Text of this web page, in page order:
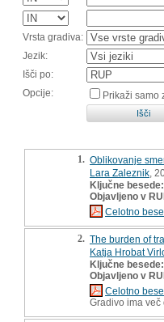
Vrsta gradiva:
Jezik:
Išči po:
Opcije:
Prikaži samo
1. Oblikovanje
Lara Zaleznik ,
Ključne besede:
Objavljeno v
Celotno
2. The burden of
Katja Hrobat
Ključne besede:
Objavljeno v
Celotno
Gradivo ima več